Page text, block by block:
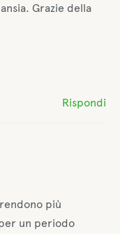
Grazie della
Rispondi
più
un periodo